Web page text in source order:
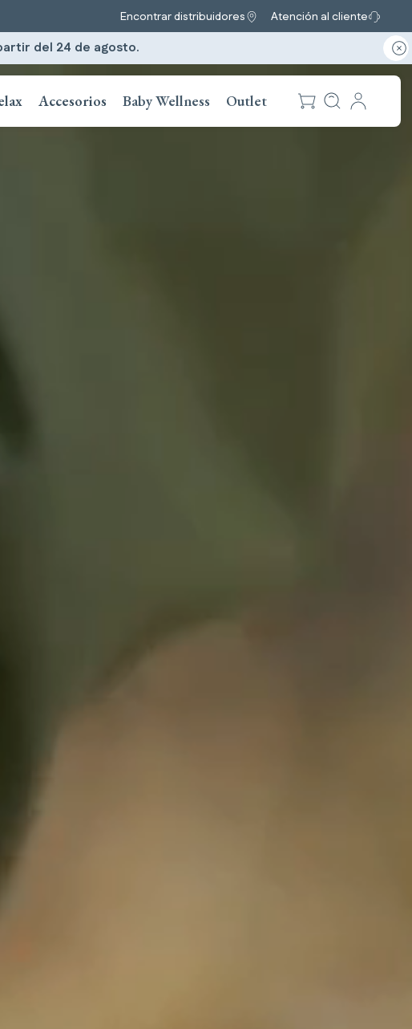
Encontrar distribuidores Atención al cliente
del 24 de agosto.
Accesorios Baby Wellness Outlet